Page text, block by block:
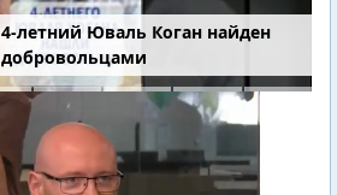
4-летний Юваль Коган найден
добровольцами